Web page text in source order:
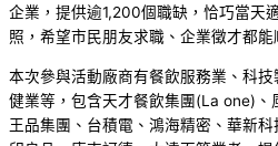
企業，提供逾1,200個職缺，恰巧當天
照，希望市民朋友求職、企業徵才都能
本次參與活動廠商有餐飲服務業、科
健業等，包含天才餐飲集團(La one)、
王品集團、台積電、鴻海精密、華新